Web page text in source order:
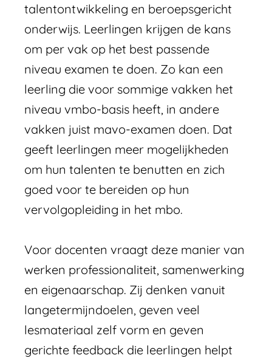
talentontwikkeling en beroepsgericht
onderwijs. Leerlingen krijgen de kans
om per vak op het best passende
niveau examen te doen. Zo kan een
leerling die voor sommige vakken het
niveau vmbo-basis heeft, in andere
vakken juist mavo-examen doen. Dat
geeft leerlingen meer mogelijkheden
om hun talenten te benutten en zich
goed voor te bereiden op hun
vervolgopleiding in het mbo.
Voor docenten vraagt deze manier van
werken professionaliteit, samenwerking
en eigenaarschap. Zij denken vanuit
langetermijndoelen, geven veel
lesmateriaal zelf vorm en geven
gerichte feedback die leerlingen helpt